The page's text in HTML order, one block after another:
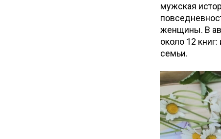
мужская
женщины. В
около 12
семьи.